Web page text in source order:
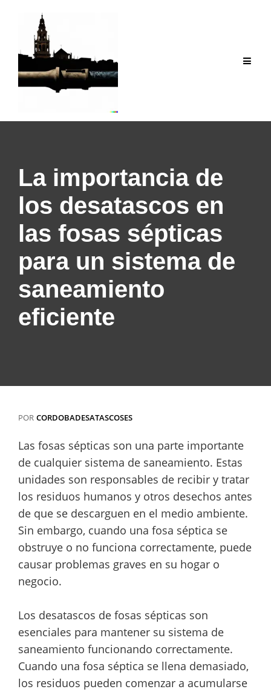
contenido
La importancia de
los desatascos en
las fosas sépticas
para un sistema de
saneamiento
eficiente
POR CORDOBADESATASCOSES
Las fosas sépticas son una parte importante
de cualquier sistema de saneamiento. Estas
unidades son responsables de recibir y tratar
los residuos humanos y otros desechos antes
de que se descarguen en el medio ambiente.
Sin embargo, cuando una fosa séptica se
obstruye o no funciona correctamente, puede
causar problemas graves en su hogar o
negocio.
Los desatascos de fosas sépticas son
esenciales para mantener su sistema de
saneamiento funcionando correctamente.
Cuando una fosa séptica se llena demasiado,
los residuos pueden comenzar a acumularse